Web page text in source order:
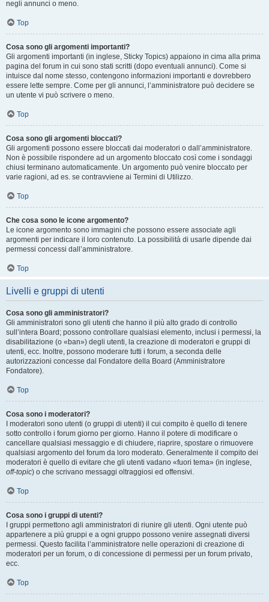
negli annunci o meno.
Top
Cosa sono gli argomenti importanti?
Gli argomenti importanti (in inglese, Sticky Topics) appaiono in cima alla prima
pagina del forum in cui sono stati scritti (dopo eventuali annunci). Come si
intuisce dal nome stesso, contengono informazioni importanti e dovrebbero
essere lette sempre. Come per gli annunci, l’amministratore può decidere se
un utente vi può scrivere o meno.
Top
Cosa sono gli argomenti bloccati?
Gli argomenti possono essere bloccati dai moderatori o dall’amministratore.
Non è possibile rispondere ad un argomento bloccato così come i sondaggi
chiusi terminano automaticamente. Un argomento può venire bloccato per
varie ragioni, ad es. se contravviene ai Termini di Utilizzo.
Top
Che cosa sono le icone argomento?
Le icone argomento sono immagini che possono essere associate agli
argomenti per indicare il loro contenuto. La possibilità di usarle dipende dai
permessi concessi dall’amministratore.
Top
Livelli e gruppi di utenti
Cosa sono gli amministratori?
Gli amministratori sono gli utenti che hanno il più alto grado di controllo
sull’intera Board; possono controllare qualsiasi elemento, inclusi i permessi, la
disabilitazione (o «ban») degli utenti, la creazione di moderatori e gruppi di
utenti, ecc. Inoltre, possono moderare tutti i forum, a seconda delle
autorizzazioni concesse dal Fondatore della Board (Amministratore
Fondatore).
Top
Cosa sono i moderatori?
I moderatori sono utenti (o gruppi di utenti) il cui compito è quello di tenere
sotto controllo i forum giorno per giorno. Hanno il potere di modificare o
cancellare qualsiasi messaggio e di chiudere, riaprire, spostare o rimuovere
qualsiasi argomento del forum da loro moderato. Generalmente il compito dei
moderatori è quello di evitare che gli utenti vadano «fuori tema» (in inglese,
off-topic) o che scrivano messaggi oltraggiosi ed offensivi.
Top
Cosa sono i gruppi di utenti?
I gruppi permettono agli amministratori di riunire gli utenti. Ogni utente può
appartenere a più gruppi e a ogni gruppo possono venire assegnati diversi
permessi. Questo facilita l’amministratore nelle operazioni di creazione di
moderatori per un forum, o di concessione di permessi per un forum privato,
ecc.
Top